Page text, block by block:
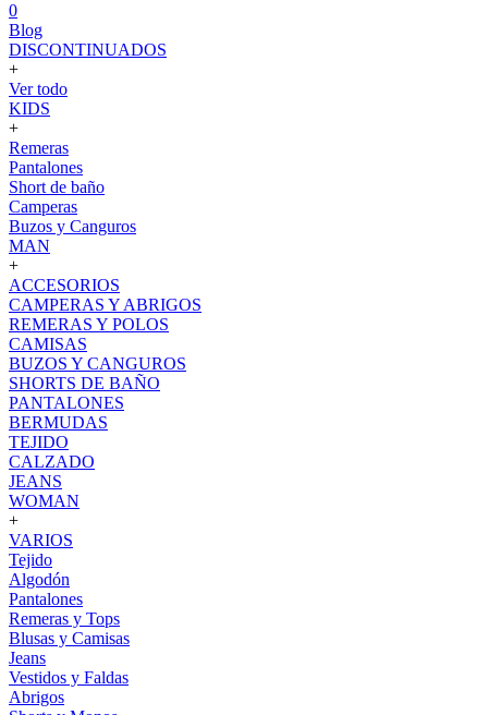
0
Blog
DISCONTINUADOS
+
Ver todo
KIDS
+
Remeras
Pantalones
Short de baño
Camperas
Buzos y Canguros
MAN
+
ACCESORIOS
CAMPERAS Y ABRIGOS
REMERAS Y POLOS
CAMISAS
BUZOS Y CANGUROS
SHORTS DE BAÑO
PANTALONES
BERMUDAS
TEJIDO
CALZADO
JEANS
WOMAN
+
VARIOS
Tejido
Algodón
Pantalones
Remeras y Tops
Blusas y Camisas
Jeans
Vestidos y Faldas
Abrigos